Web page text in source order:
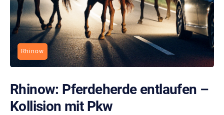
Rhinow
Rhinow: Pferdeherde entlaufen –
Kollision mit Pkw